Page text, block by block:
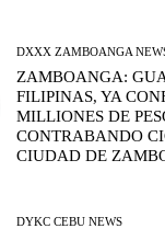
DXXX ZAMBOANGA
ZAMBOANGA:
FILIPINAS, YA
MILLIONES DE
CONTRABANDO
CIUDAD DE
DYKC CEBU NEWS